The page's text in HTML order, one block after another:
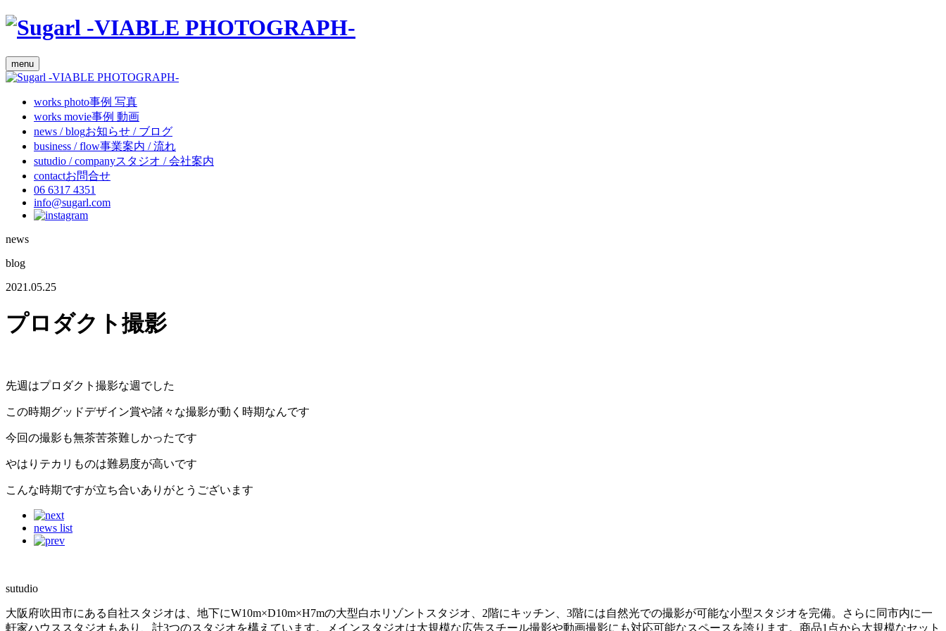
menu
works photo事例 写真
works movie事例 動画
news / blogお知らせ / ブログ
business / flow事業案内 / 流れ
sutudio / companyスタジオ / 会社案内
contactお問合せ
06 6317 4351
info@sugarl.com
news
blog
2021.05.25
プロダクト撮影
先週はプロダクト撮影な週でした
この時期グッドデザイン賞や諸々な撮影が動く時期なんです
今回の撮影も無茶苦茶難しかったです
やはりテカリものは難易度が高いです
こんな時期ですが立ち合いありがとうございます
news list
sutudio
大阪府吹田市にある自社スタジオは、地下にW10m×D10m×H7mの大型白ホリゾントスタジオ、2階にキッチン、3階には自然光での撮影が可能な小型スタジオを完備。さらに同市内に一
軒家ハウススタジオもあり、計3つのスタジオを構えています。メインスタジオは大規模な広告スチール撮影や動画撮影にも対応可能なスペースを誇ります。商品1点から大規模なセット